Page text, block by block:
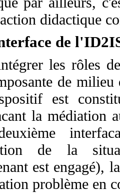
didactique
de
les rôles
de
est
la médiation
de la
est engagé),
problème en